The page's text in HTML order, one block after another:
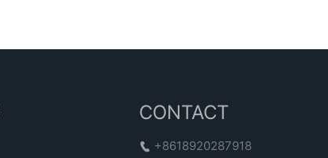
CONTACT
+8618920287918